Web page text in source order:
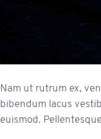
Nam ut rutrum ex,
bibendum lacus
euismod.